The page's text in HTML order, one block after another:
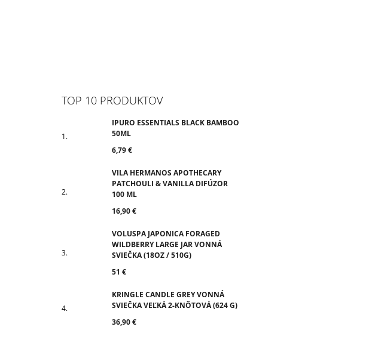
TOP 10 PRODUKTOV
IPURO ESSENTIALS BLACK BAMBOO
50ML
6,79 €
VILA HERMANOS APOTHECARY
PATCHOULI & VANILLA DIFÚZOR
100 ML
16,90 €
VOLUSPA JAPONICA FORAGED
WILDBERRY LARGE JAR VONNÁ
SVIEČKA (18OZ / 510G)
51 €
KRINGLE CANDLE GREY VONNÁ
SVIEČKA VEĽKÁ 2-KNÔTOVÁ (624 G)
36,90 €